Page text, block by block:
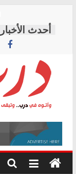
content
درب
وأتوه
درب..
وتبقى
هي